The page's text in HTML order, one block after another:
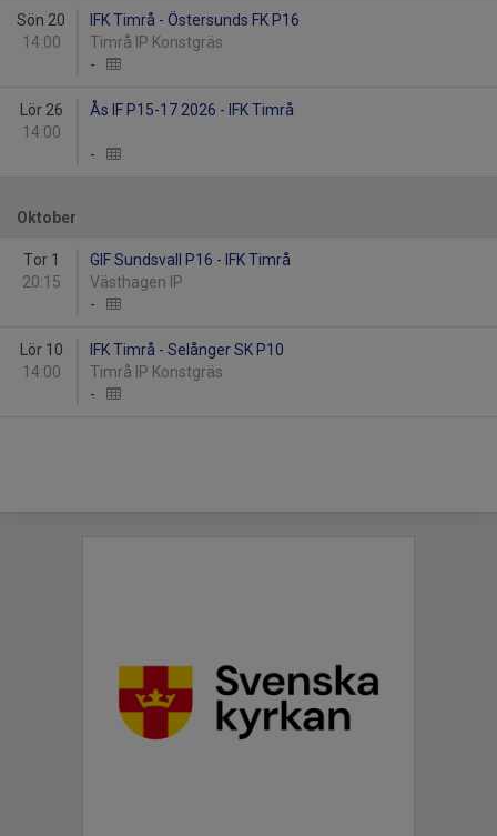
Sön 20
14:00
IFK Timrå - Östersunds FK P16
Timrå IP Konstgräs
-
Lör 26
14:00
Ås IF P15-17 2026 - IFK Timrå
-
Oktober
Tor 1
20:15
GIF Sundsvall P16 - IFK Timrå
Västhagen IP
-
Lör 10
14:00
IFK Timrå - Selånger SK P10
Timrå IP Konstgräs
-